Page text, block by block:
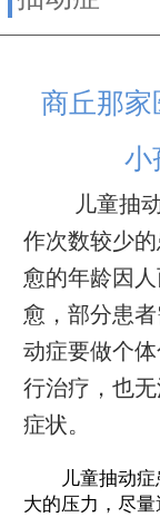
商丘那家
小
儿童抽动
作次数较少
愈的年龄因
愈，部分患
动症要做个
行治疗，也
症状。
儿童抽动症
大的压力，尽